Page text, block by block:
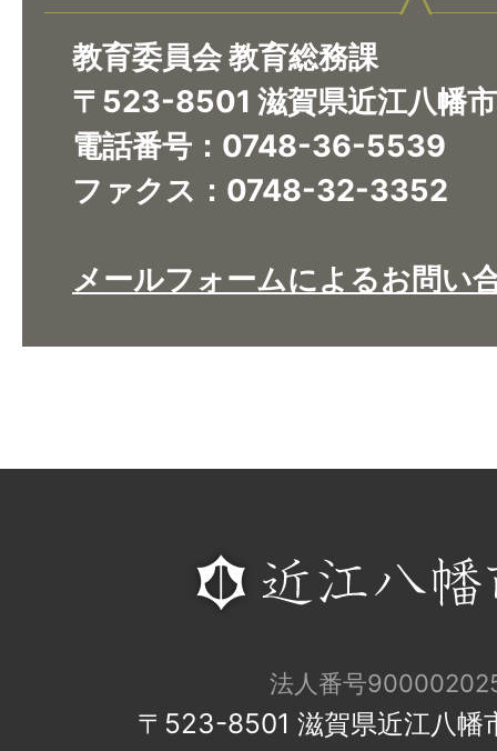
教育委員会 教育総務課
〒523-8501 滋賀県近江八幡
電話番号：0748-36-5539
ファクス：0748-32-3352
メールフォームによるお問い
法人番号
〒523-8501 滋賀県近江八幡